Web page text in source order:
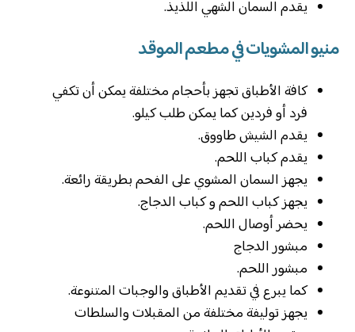
يقدم السمان الشهي اللذيذ.
منيو المشويات في مطعم الموقد
كافة الأطباق تجهز بأحجام مختلفة يمكن أن تكفي
فرد أو فردين كما يمكن طلب كيلو.
يقدم الشيش طاووق.
يقدم كباب اللحم.
يجهز السمان المشوي على الفحم بطريقة رائعة.
يجهز كباب اللحم و كباب الدجاج.
يحضر أوصال اللحم.
مبشور الدجاج
مبشور اللحم.
كما يبرع في تقديم الأطباق والوجبات المتنوعة.
يجهز توليفة مختلفة من المقبلات والسلطات